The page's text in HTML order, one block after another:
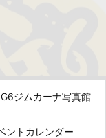
G6ジムカーナ写真館
ントカレンダー